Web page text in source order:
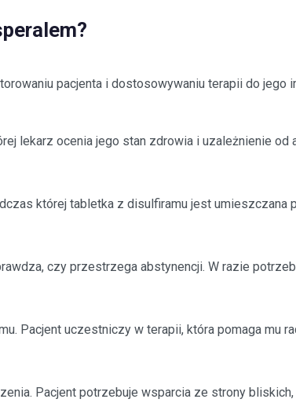
pacjenta i dostosowywaniu terapii do jego
lekarz ocenia jego stan zdrowia i uzależnienie od
której tabletka z disulfiramu jest umieszczana
czy przestrzega abstynencji. W razie
Pacjent uczestniczy w terapii, która pomaga mu
Pacjent potrzebuje wsparcia ze strony